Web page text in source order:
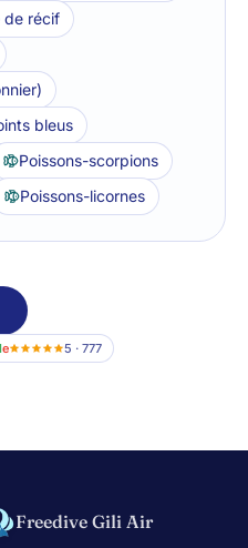
de récif
bleus
Poissons-scorpions
Poissons-licornes
e 5 · 777
Freedive Gili Air